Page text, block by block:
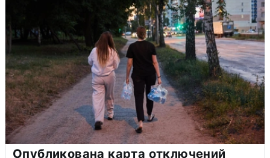
Опубликована карта отключений